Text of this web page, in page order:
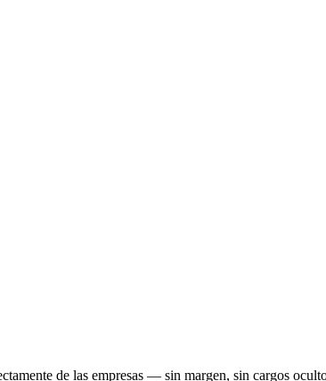
de las empresas — sin margen, sin cargos